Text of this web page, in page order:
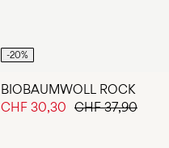
-20%
BIOBAUMWOLL ROCK
CHF 30,30 CHF 37,90